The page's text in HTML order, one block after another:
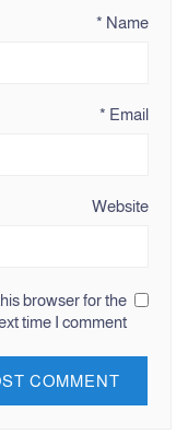
Name
*
Email
*
Website
browser for the
time I comment.